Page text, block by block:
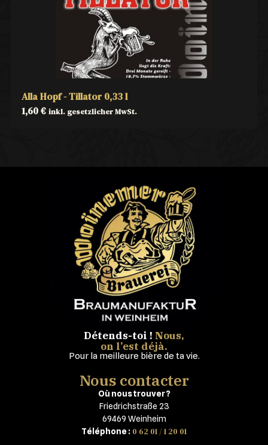
Alla Hopf - Tillator 0,33 l
1,60€ inkl. gesetzlicher MwSt.
Détends-toi ! Nous,
on l’est déjà.
Pour la meilleure bière de ta vie.
Nous contacter
Où nous trouver ?
Friedrichstraße 23
69469 Weinheim
Téléphone : 0 62 01 / 1 20 01